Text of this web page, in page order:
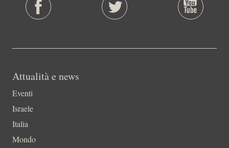
Attualità e news
Eventi
Israele
Italia
Mondo